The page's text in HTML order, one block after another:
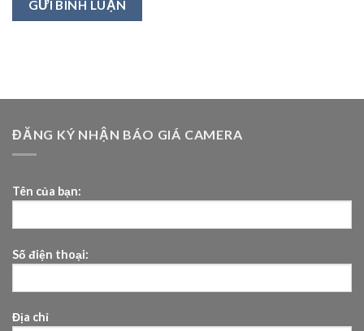
ĐĂNG KÝ NHẬN BÁO GIÁ CAMERA
Tên của bạn:
Số điện thoại:
Địa chỉ